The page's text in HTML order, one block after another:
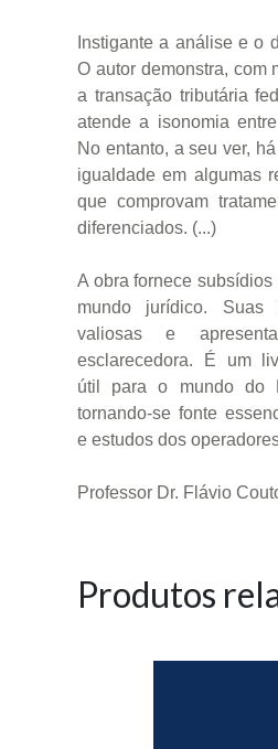
Instigante a análise e o
O autor demonstra, com
a transação tributária
atende a isonomia
No entanto, a seu ver,
igualdade em algumas
que comprovam
diferenciados. (...)
A obra fornece
mundo jurídico. Suas
valiosas e
esclarecedora. É um
útil para o mundo do
tornando-se fonte
e estudos dos
Professor Dr. Flávio
Produtos